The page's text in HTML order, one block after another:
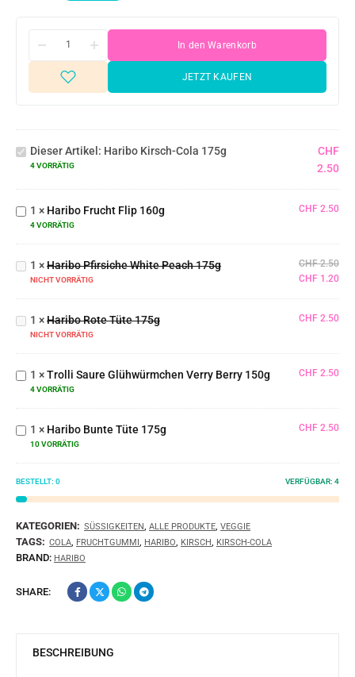
In den Warenkorb
JETZT KAUFEN
Kirsch-
Cola
175g
Dieser Artikel: Haribo Kirsch-Cola 175g
4 VORRÄTIG
CHF
2.50
Frucht
Flip
160g
1 × Haribo Frucht Flip 160g
4 VORRÄTIG
CHF 2.50
Haribo
Peach
1 ×Haribo Pfirsiche White Peach 175g
NICHT VORRÄTIG
CHF2.50
CHF 1.20
Haribo
Rote
Tüte
175g
1 ×Haribo Rote Tüte 175g
NICHT VORRÄTIG
CHF 2.50
Trolli Saure
Glühwürmchen
Verry Berry
150g
1 ×Trolli Saure Glühwürmchen Verry Berry 150g
4 VORRÄTIG
CHF 2.50
Haribo
Bunte
Tüte
175g
1 × Haribo Bunte Tüte 175g
10 VORRÄTIG
CHF 2.50
BESTELLT: 0 VERFÜGBAR: 4
KATEGORIEN: SÜSSIGKEITEN, ALLE PRODUKTE, VEGGIE
TAGS: COLA, FRUCHTGUMMI , HARIBO, KIRSCH, KIRSCH-COLA
BRAND: HARIBO
SHARE:
BESCHREIBUNG